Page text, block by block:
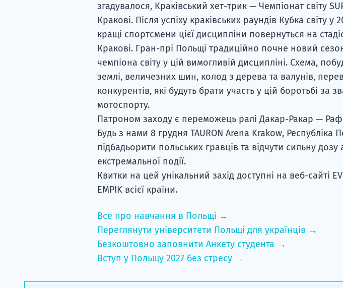
згадувалося, Краківський хет-трик — Чемпіонат світу
Кракові. Після успіху краківських раундів Кубка світу у
кращі спортсмени цієї дисципліни повернуться на
Кракові. Гран-прі Польщі традиційно почне новий
чемпіона світу у цій вимогливій дисципліні. Схема,
землі, величезних шин, колод з дерева та валунів,
конкурентів, які будуть брати участь у цій боротьбі за
мотоспорту.
Патроном заходу є переможець ралі Дакар-Ракар —
Будь з нами 8 грудня TAURON Arena Krakow, Республіка
підбадьорити польських гравців та відчути сильну дозу
екстремальної події.
Квитки на цей унікальний захід доступні на веб-сайті
EMPIK всієї країни.
Все про навчання в Польщі →
Переглянути університети Польщі для українців →
Безкоштовно заповнити Анкету студента →
Вступ у Польщу 2027 без стресу →